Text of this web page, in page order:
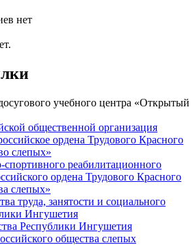
нет
учебного центра «Открытый
общественной организация
ордена Трудового Красного
слепых»
спортивного реабилитационного
ордена Трудового Красного
слепых»
труда, занятости и социального
Ингушетия
Республики Ингушетия
общества слепых